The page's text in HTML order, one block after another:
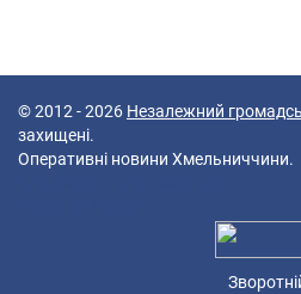
© 2012 - 2026 Незалежний
захищені.
Оперативні новини Хмельниччини.